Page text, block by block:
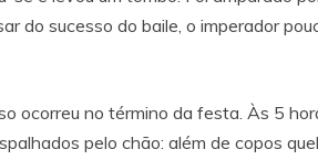
do sucesso do baile, o imperador
ocorreu no término da festa. Às 5
pelo chão: além de copos